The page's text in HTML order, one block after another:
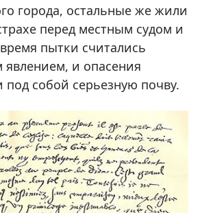
города, остальные же жили
перед местным судом и
пытки считались
и опасения
собой серьезную почву.